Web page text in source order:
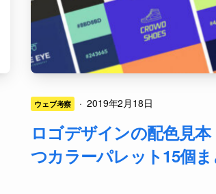
ウェブ考察 · 2019年2月18日
ロゴデザインの配色見
つカラーパレット15個